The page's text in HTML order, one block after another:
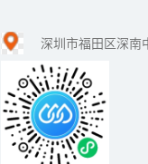
高温来袭，奉化日报社日
前再次启动“杯水关
爱”大型公益活动，１６
５户商家和市民加入队
伍，设置爱心饮水点，配
上去暑解渴中药或...
深圳市福田区深南